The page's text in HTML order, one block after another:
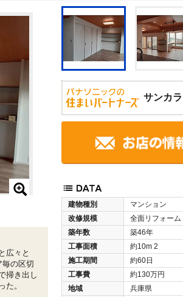
サンカ
建物種別
マンション
改修規模
全面リフォーム
築年数
築46年
工事面積
約10m 2
施工期間
約60日
工事費
約130万円
地域
兵庫県
広々と
毎の区切
掃き出し
。